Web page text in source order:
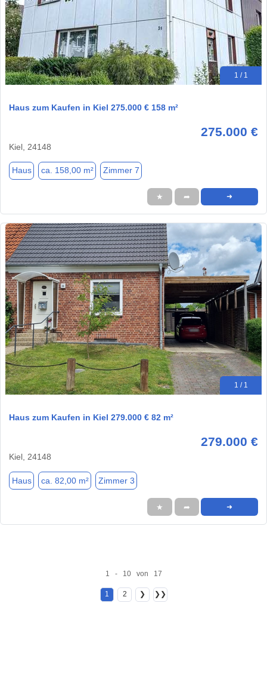
1 / 1
Haus zum Kaufen in Kiel 275.000 € 158 m²
275.000 €
Kiel, 24148
Haus ca. 158,00 m² Zimmer 7
★ ➦ ➜
1 / 1
Haus zum Kaufen in Kiel 279.000 € 82 m²
279.000 €
Kiel, 24148
Haus ca. 82,00 m² Zimmer 3
★ ➦ ➜
1 - 10 von 17
1 2 ❯ ❯❯